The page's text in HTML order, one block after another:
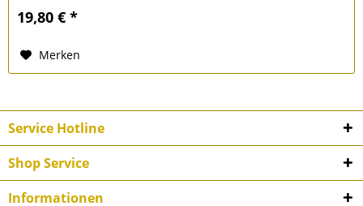
19,80 € *
Merken
Service Hotline
Shop Service
Informationen